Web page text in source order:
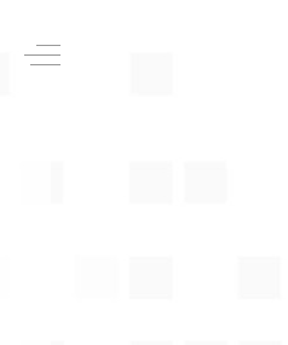
Off-Canvas Toggle